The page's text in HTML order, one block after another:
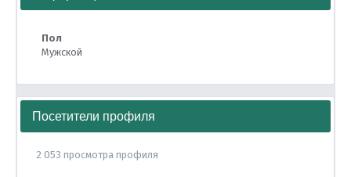
Пол
Мужской
Посетители профиля
2 053 просмотра профиля